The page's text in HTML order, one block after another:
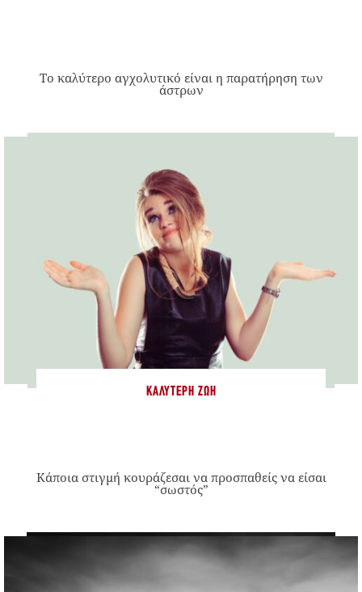
Το καλύτερο αγχολυτικό είναι η παρατήρηση των
άστρων
ΚΑΛΎΤΕΡΗ ΖΩΉ
Κάποια στιγμή κουράζεσαι να προσπαθείς να είσαι
“σωστός”